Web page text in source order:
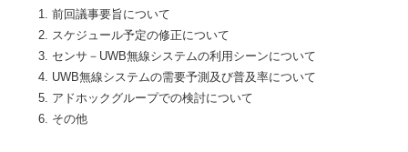
前回議事要旨について
スケジュール予定の修正について
センサ－UWB無線システムの利用シーンについて
UWB無線システムの需要予測及び普及率について
アドホックグループでの検討について
その他